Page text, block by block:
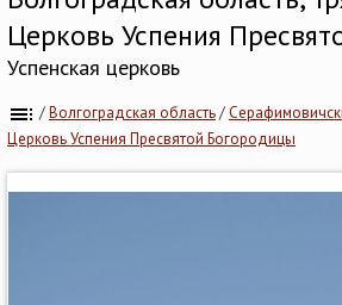
Церковь Успения
Успенская церковь
/Волгоградская область/
Церковь Успения Пресвятой Богородицы